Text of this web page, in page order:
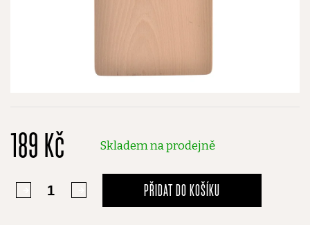
189 Kč Skladem na prodejně
PŘIDAT DO KOŠÍKU